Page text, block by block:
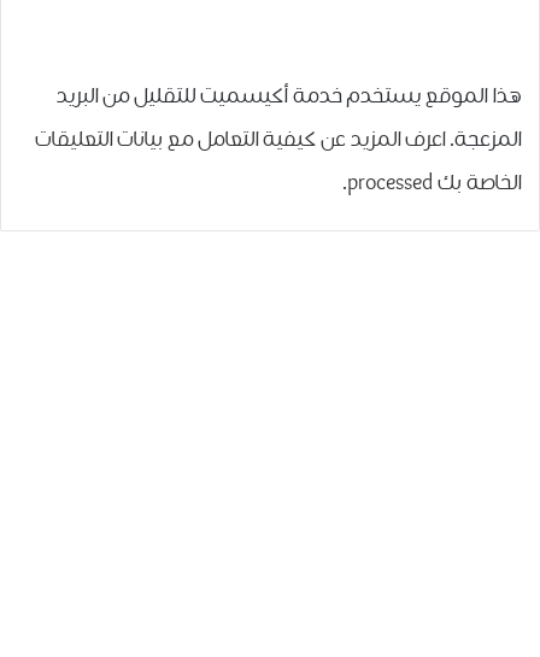
هذا الموقع يستخدم خدمة أكيسميت للتقليل من البريد
المزعجة.اعرف المزيد عن كيفية التعامل مع بيانات التعليقات
الخاصة بك processed
.